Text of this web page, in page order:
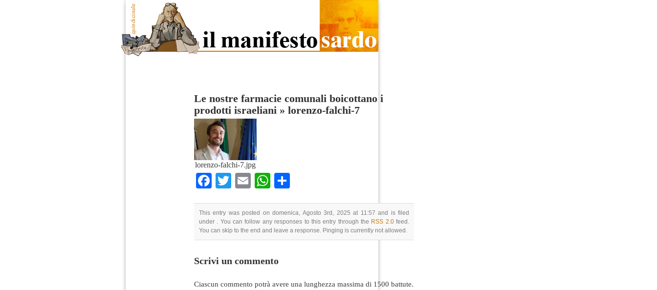
Le nostre farmacie comunali boicottano i
prodotti israeliani » lorenzo-falchi-7
lorenzo-falchi-7.jpg
Facebook
TwitterEmailWhatsApp
This entry was posted on domenica, Agosto 3rd, 2025 at 11:57 and is filed
under . You can follow any responses to this entry through the RSS 2.0feed.
You can skip to the end and leave a response. Pinging is currently not allowed.
Scrivi un commento
Ciascun commento potrà avere una lunghezza massima di 1500 battute.